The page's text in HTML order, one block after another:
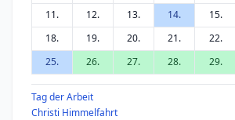
11.
12. 13. 14. 15.
18.
19. 20. 21. 22.
25.
26. 27. 28. 29.
Tag der Arbeit
Christi Himmelfahrt